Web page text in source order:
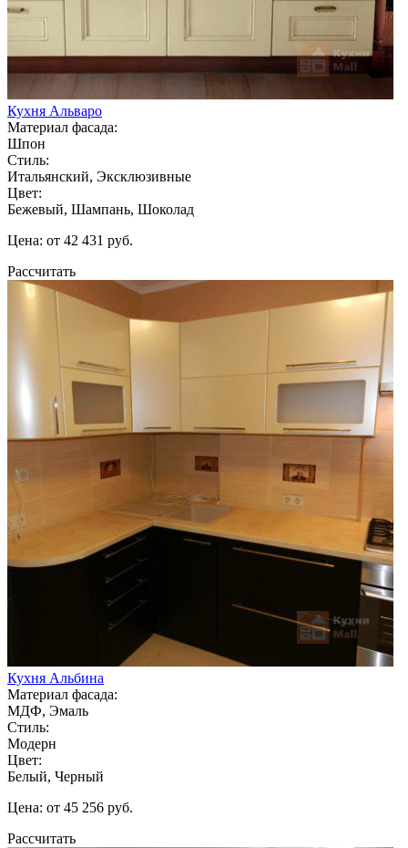
Кухня Альваро
Материал фасада:
Шпон
Стиль:
Итальянский, Эксклюзивные
Цвет:
Бежевый, Шампань, Шоколад
Цена: от 42 431 руб.
Рассчитать
Кухня Альбина
Материал фасада:
МДФ, Эмаль
Стиль:
Модерн
Цвет:
Белый, Черный
Цена: от 45 256 руб.
Рассчитать